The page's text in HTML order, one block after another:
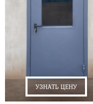
УЗНАТЬ ЦЕНУ